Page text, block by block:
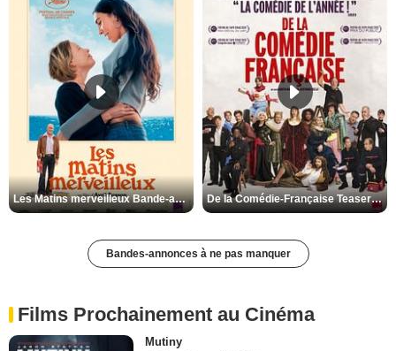
Les Matins merveilleux Bande-annonce VF De la Comédie-Française Teaser VF
Bandes-annonces à ne pas manquer
Films Prochainement au Cinéma
Mutiny